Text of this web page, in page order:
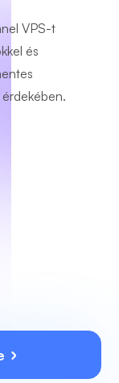
VPS-t
és